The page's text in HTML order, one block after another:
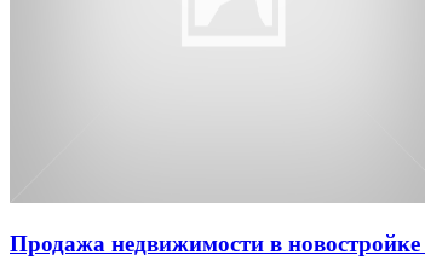
Продажа недвижимости в